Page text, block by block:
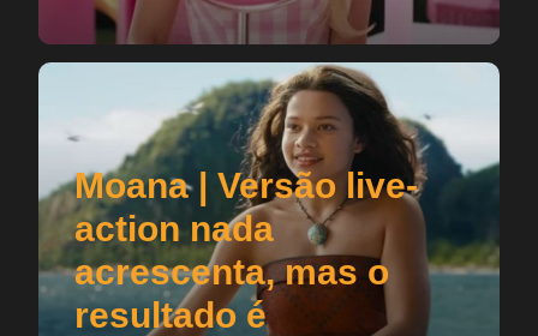
Moana | Versão live-
action nada
acrescenta, mas o
resultado é